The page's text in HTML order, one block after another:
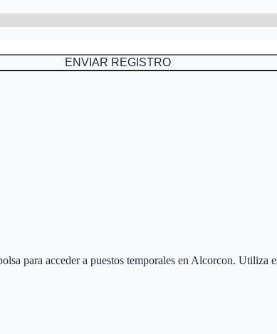
ENVIAR REGISTRO
para acceder a puestos temporales en Alcorcon. Utiliza